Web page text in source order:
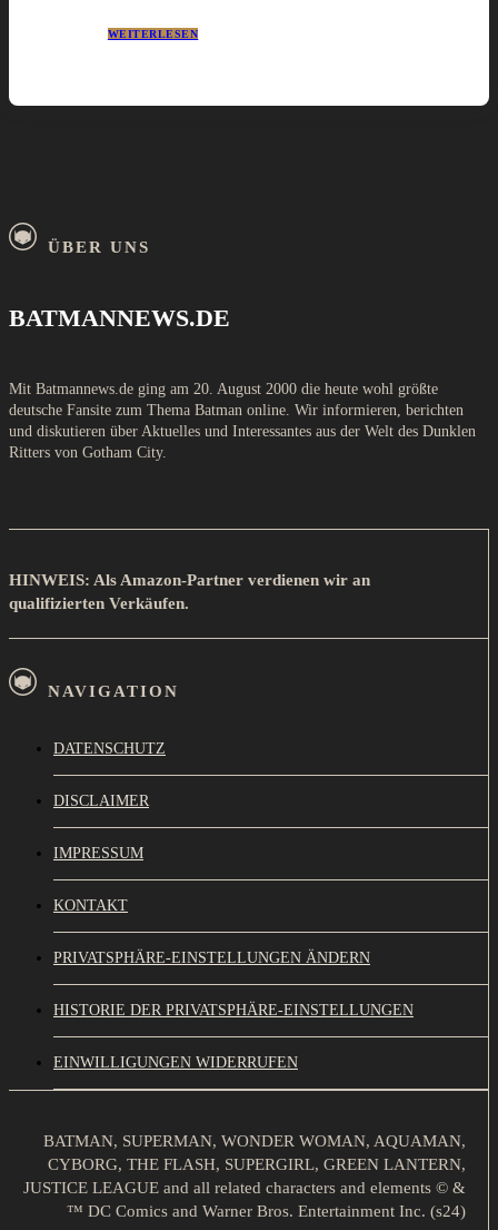
WEITERLESEN
ÜBER UNS
BATMANNEWS.DE
Mit Batmannews.de ging am 20. August 2000 die heute wohl größte
deutsche Fansite zum Thema Batman online. Wir informieren, berichten
und diskutieren über Aktuelles und Interessantes aus der Welt des Dunklen
Ritters von Gotham City.
HINWEIS: Als Amazon-Partner verdienen wir an
qualifizierten Verkäufen.
NAVIGATION
DATENSCHUTZ
DISCLAIMER
IMPRESSUM
KONTAKT
PRIVATSPHÄRE-EINSTELLUNGEN ÄNDERN
HISTORIE DER PRIVATSPHÄRE-EINSTELLUNGEN
EINWILLIGUNGEN WIDERRUFEN
BATMAN, SUPERMAN, WONDER WOMAN, AQUAMAN,
CYBORG, THE FLASH, SUPERGIRL, GREEN LANTERN,
JUSTICE LEAGUE and all related characters and elements © &
™ DC Comics and Warner Bros. Entertainment Inc. (s24)